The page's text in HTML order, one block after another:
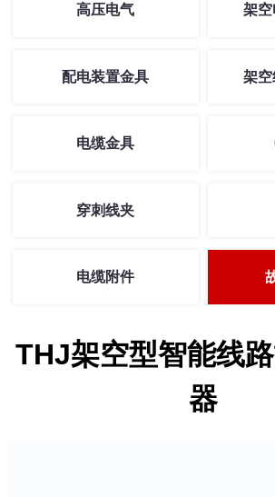
高压电气 架
配电装置金具 架
电缆金具
穿刺线夹
电缆附件
THJ架空型智能线
器